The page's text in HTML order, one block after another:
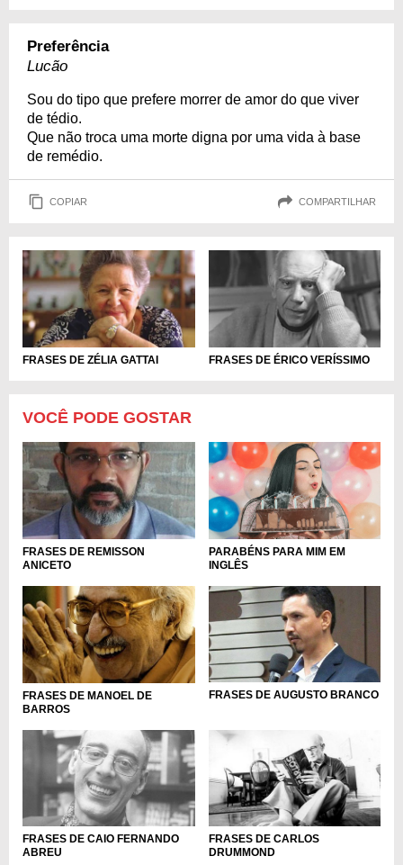
Preferência
Lucão
Sou do tipo que prefere morrer de amor do que viver
de tédio.
Que não troca uma morte digna por uma vida à base
de remédio.
COPIAR COMPARTILHAR
FRASES DE ZÉLIA GATTAI FRASES DE ÉRICO VERÍSSIMO
VOCÊ PODE GOSTAR
FRASES DE REMISSON
ANICETO
PARABÉNS PARA MIM EM
INGLÊS
FRASES DE MANOEL DE
BARROS
FRASES DE AUGUSTO BRANCO
FRASES DE CAIO FERNANDO
ABREU
FRASES DE CARLOS
DRUMMOND